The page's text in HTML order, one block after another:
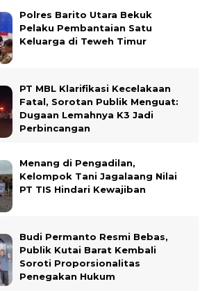
Polres Barito Utara Bekuk
Pelaku Pembantaian Satu
Keluarga di Teweh Timur
PT MBL Klarifikasi Kecelakaan
Fatal, Sorotan Publik Menguat:
Dugaan Lemahnya K3 Jadi
Perbincangan
Menang di Pengadilan,
Kelompok Tani Jagalaang Nilai
PT TIS Hindari Kewajiban
Budi Permanto Resmi Bebas,
Publik Kutai Barat Kembali
Soroti Proporsionalitas
Penegakan Hukum